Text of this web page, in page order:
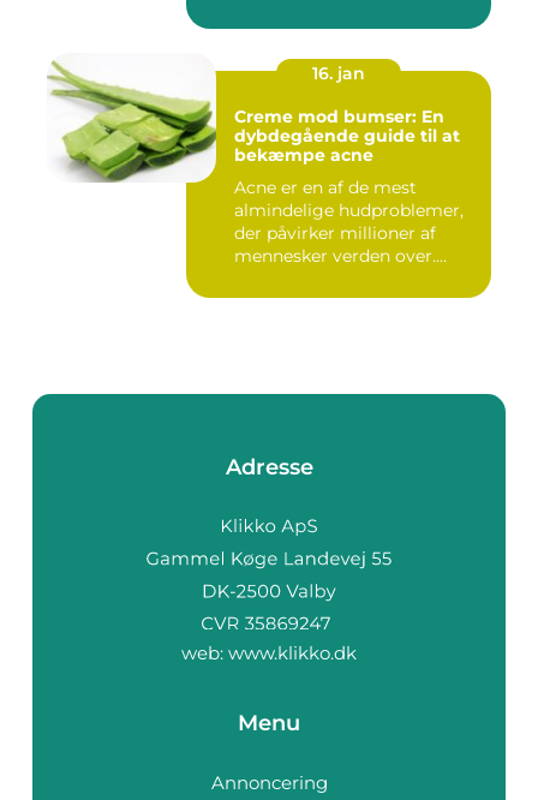
16. jan
Creme mod bumser: En
dybdegående guide til at
bekæmpe acne
Acne er en af de mest
almindelige hudproblemer,
der påvirker millioner af
mennesker verden over.
Adresse
web: www.klikko.dk
Menu
Annoncering